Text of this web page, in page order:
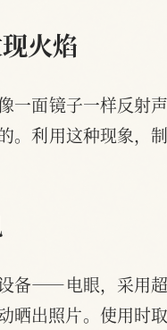
火焰
一面镜子一样反射
。利用这种现象，
备——电眼，采用
晒出照片。使用时